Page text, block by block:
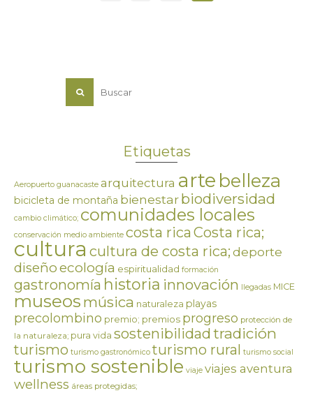
Etiquetas
Aeropuerto guanacaste arquitectura arte belleza
bicicleta de montaña bienestarbiodiversidad
cambio climático; comunidades locales
conservación medio ambiente costa ricaCosta rica;
cultura cultura de costa rica;deporte
diseñoecología espiritualidad formación
gastronomía historia innovación llegadas MICE
museos música naturaleza playas
precolombino premio; premios progreso protección de
la naturaleza; pura vida sostenibilidadtradición
turismo turismo gastronómico turismo rural turismo social
turismo sostenible viaje viajes aventura
wellness áreas protegidas;